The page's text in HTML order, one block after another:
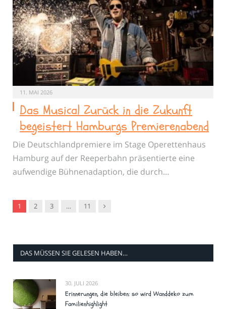
11. MAI 2026
Das Musical Zurück in die Zukunft
begeistert Hamburgs Premierenabend
Die Deutschlandpremiere im Stage Operettenhaus
Hamburg auf der Reeperbahn präsentierte eine
aufwendige Bühnenadaption, die durch…
1 2 3 … 11 Nachfolger
DAS MÜSSEN SIE GELESEN HABEN…
30. JULI 2026
Erinnerungen, die bleiben: so wird Wanddeko zum
Familienhighlight